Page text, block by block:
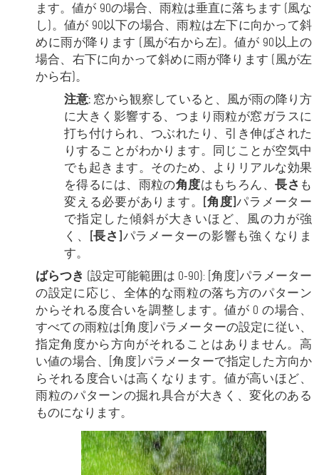
ます。値が 90の場合、雨粒は垂直に落ちます (風な
し)。値が 90以下の場合、雨粒は左下に向かって斜
めに雨が降ります (風が右から左)。値が 90以上の
場合、右下に向かって斜めに雨が降ります (風が左
から右)。
注意:窓から観察していると、風が雨の降り方
に大きく影響する、つまり雨粒が窓ガラスに
打ち付けられ、つぶれたり、引き伸ばされた
りすることがわかります。同じことが空気中
でも起きます。そのため、よりリアルな効果
を得るには、雨粒の角度はもちろん、長さ も
変える必要があります。 [角度]パラメーター
で指定した傾斜が大きいほど、風の力が強
く、
[長さ]パラメーターの影響も強くなりま
す。
ばらつき (設定可能範囲は 0-90): [角度]パラメーター
の設定に応じ、全体的な雨粒の落ち方のパターン
からそれる度合いを調整します。値が 0 の場合、
すべての雨粒は[角度]パラメーターの設定に従い、
指定角度から方向がそれることはありません。高
い値の場合、[角度]パラメーターで指定した方向か
らそれる度合いは高くなります。値が高いほど、
雨粒のパターンの掘れ具合が大きく、変化のある
ものになります。